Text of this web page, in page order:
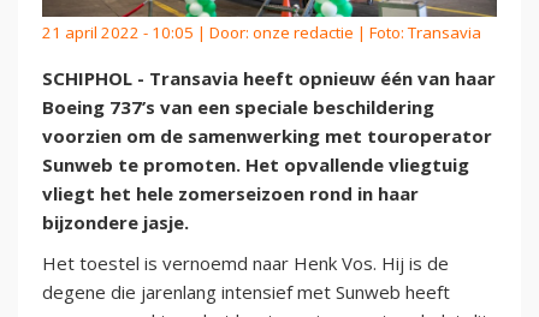
21 april 2022 - 10:05 | Door: onze redactie | Foto: Transavia
SCHIPHOL - Transavia heeft opnieuw één van haar
Boeing 737’s van een speciale beschildering
voorzien om de samenwerking met touroperator
Sunweb te promoten. Het opvallende vliegtuig
vliegt het hele zomerseizoen rond in haar
bijzondere jasje.
Het toestel is vernoemd naar Henk Vos. Hij is de
degene die jarenlang intensief met Sunweb heeft